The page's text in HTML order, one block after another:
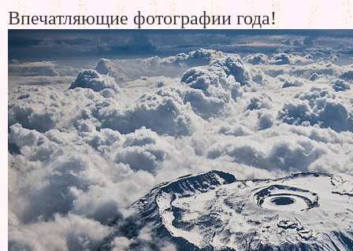
Впечатляющие фотографии года!